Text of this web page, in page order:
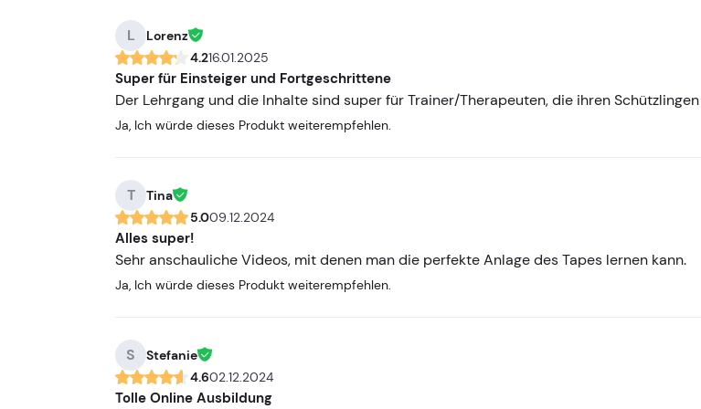
L
Lorenz
4.216.01.2025
Super für Einsteiger und Fortgeschrittene
Der Lehrgang und die Inhalte sind super für Trainer/Therapeuten, die ihren
Ja, Ich würde dieses Produkt weiterempfehlen.
T
Tina
5.009.12.2024
Alles super!
Sehr anschauliche Videos, mit denen man die perfekte Anlage des Tapes lernen kann.
Ja, Ich würde dieses Produkt weiterempfehlen.
S
Stefanie
4.602.12.2024
Tolle Online Ausbildung